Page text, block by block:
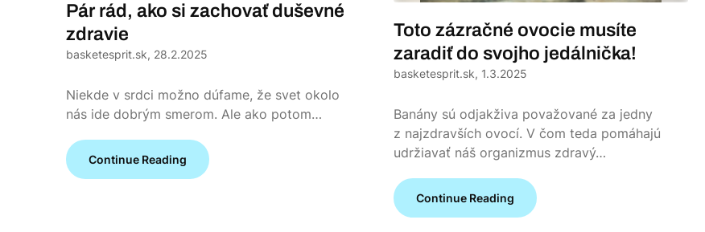
Pár rád, ako si zachovať duševné
zdravie
basketesprit.sk, 28.2.2025
Niekde v srdci možno dúfame, že svet okolo
nás ide dobrým smerom. Ale ako potom…
Continue Reading
Toto zázračné ovocie musíte
zaradiť do svojho jedálnička!
basketesprit.sk, 1.3.2025
Banány sú odjakživa považované za jedny
z najzdravších ovocí. V čom teda pomáhajú
udržiavať náš organizmus zdravý…
Continue Reading